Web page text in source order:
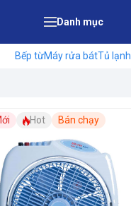
Danh mục
Bếp từMáy rửa bátTủ lạnh
Hot Bán chạy